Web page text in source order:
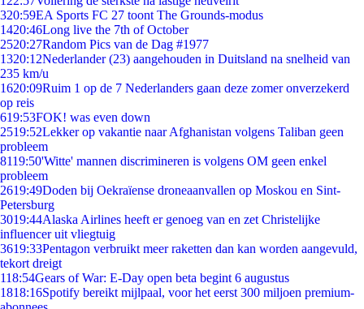
320:59EA Sports FC 27 toont The Grounds-modus
1420:46Long live the 7th of October
2520:27Random Pics van de Dag #1977
1320:12Nederlander (23) aangehouden in Duitsland na snelheid van
235 km/u
1620:09Ruim 1 op de 7 Nederlanders gaan deze zomer onverzekerd
op reis
619:53FOK! was even down
2519:52Lekker op vakantie naar Afghanistan volgens Taliban geen
probleem
8119:50'Witte' mannen discrimineren is volgens OM geen enkel
probleem
2619:49Doden bij Oekraïense droneaanvallen op Moskou en Sint-
Petersburg
3019:44Alaska Airlines heeft er genoeg van en zet Christelijke
influencer uit vliegtuig
3619:33Pentagon verbruikt meer raketten dan kan worden aangevuld,
tekort dreigt
118:54Gears of War: E-Day open beta begint 6 augustus
1818:16Spotify bereikt mijlpaal, voor het eerst 300 miljoen premium-